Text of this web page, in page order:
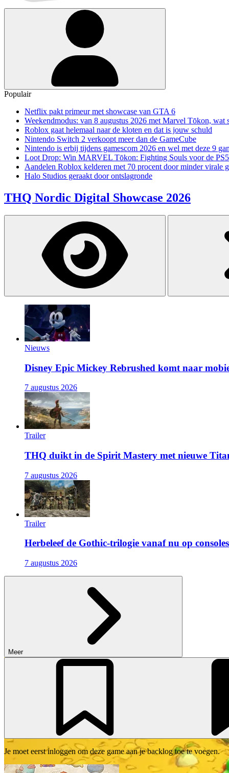
Populair
Netflix pakt primeur met showcase van GTA 6
Weekendmodus: van 8 augustus 2026 met Marvel Tōkon, wat
Roblox gaat helemaal naar de kloten en dat is jouw schuld
Nintendo Switch 2 verkoopt meer dan de GameCube
Nintendo is erbij tijdens gamescom 2026 en wel met deze 9
Loot Drop: Win MARVEL Tōkon: Fighting Souls voor de PS5
Aandelen Roblox kelderen met 70 procent door minder virale
Halo Studios geraakt door ontslagronde
THQ Nordic Digital Showcase 2026
Nieuws
Disney Epic Mickey Rebrushed komt naar
7 augustus 2026
Trailer
THQ duikt in de Spirit Mastery met nieuwe
7 augustus 2026
Trailer
Herbeleef de Gothic-trilogie vanaf nu op consoles
7 augustus 2026
Meer
Je moet eerst inloggen om deze game aan je backlog toe te voegen.